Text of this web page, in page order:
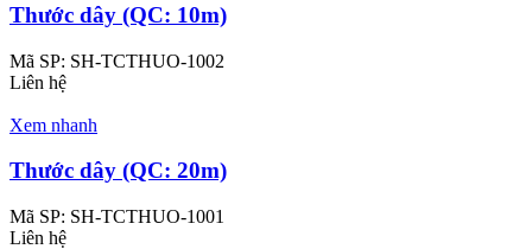
Thước dây (QC: 10m)
Mã SP: SH-TCTHUO-1002
Liên hệ
Xem nhanh
Thước dây (QC: 20m)
Mã SP: SH-TCTHUO-1001
Liên hệ